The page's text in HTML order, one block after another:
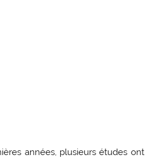
années, plusieurs études ont